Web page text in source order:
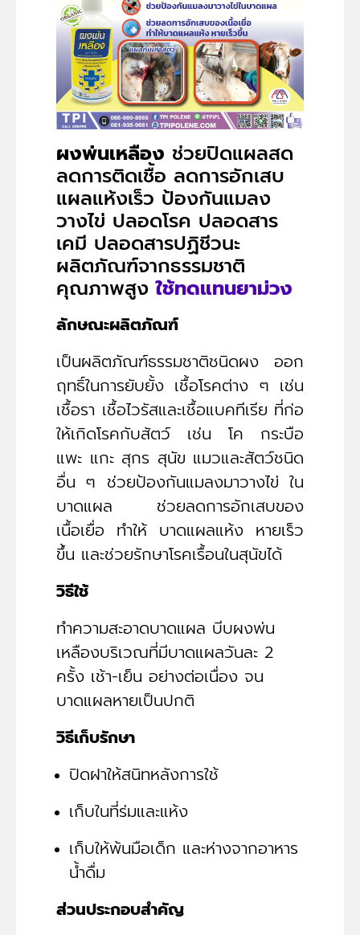
ผงพ่นเหลือง ช่วยปิดแผลสด
ลดการติดเชื้อ ลดการอักเสบ
แผลแห้งเร็ว ป้องกันแมลง
วางไข่ ปลอดโรค ปลอดสาร
เคมี ปลอดสารปฏิชีวนะ
ผลิตภัณฑ์จากธรรมชาติ
คุณภาพสูงใช้ทดแทนยาม่วง
ลักษณะผลิตภัณฑ์
เป็นผลิตภัณฑ์ธรรมชาติชนิดผง ออก
ฤทธิ์ในการยับยั้ง เชื้อโรคต่าง ๆ เช่น
เชื้อรา เชื้อไวรัสและเชื้อแบคทีเรีย ที่ก่อ
ให้เกิดโรคกับสัตว์ เช่น โค กระบือ
แพะ แกะ สุกร สุนัข แมวและสัตว์ชนิด
อื่น ๆ ช่วยป้องกันแมลงมาวางไข่ ใน
บาดแผล ช่วยลดการอักเสบของ
เนื้อเยื่อ ทำให้ บาดแผลแห้ง หายเร็ว
ขึ้น และช่วยรักษาโรคเรื้อนในสุนัขได้
วิธีใช้
ทำความสะอาดบาดแผล บีบผงพ่น
เหลืองบริเวณที่มีบาดแผลวันละ 2
ครั้ง เช้า-เย็น อย่างต่อเนื่อง จน
บาดแผลหายเป็นปกติ
วิธีเก็บรักษา
ปิดฝาให้สนิทหลังการใช้
เก็บในที่ร่มและแห้ง
เก็บให้พ้นมือเด็ก และห่างจากอาหาร
น้ำดื่ม
ส่วนประกอบสำคัญ